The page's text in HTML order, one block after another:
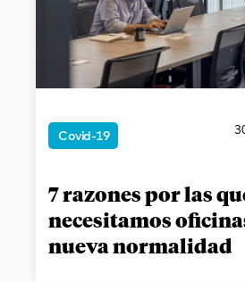
Covid-19
7 razones por las
necesitamos
nueva normalidad